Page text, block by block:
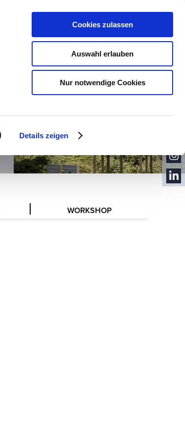
Details zeigen
Cookies zulassen
Auswahl erlauben
Nur notwendige Cookies
VOLUME
WORKSHOP
EFACE
BOO
K
INST
AGR